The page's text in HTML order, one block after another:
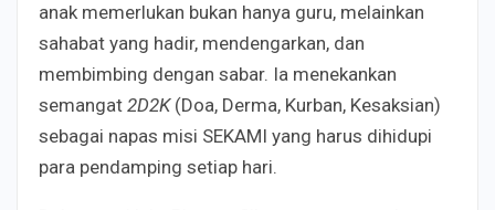
anak memerlukan bukan hanya guru, melainkan
sahabat yang hadir, mendengarkan, dan
membimbing dengan sabar. Ia menekankan
semangat 2D2K(Doa, Derma, Kurban, Kesaksian)
sebagai napas misi SEKAMI yang harus dihidupi
para pendamping setiap hari.